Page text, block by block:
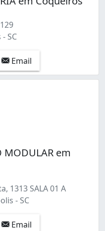
SC
Email
MODULAR em
1313 SALA 01 A
- SC
Email